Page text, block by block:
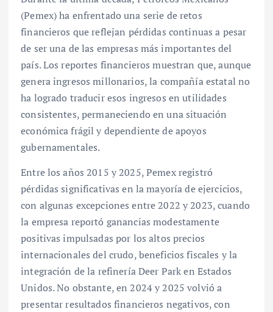
(Pemex) ha enfrentado una serie de retos
financieros que reflejan pérdidas continuas a pesar
de ser una de las empresas más importantes del
país. Los reportes financieros muestran que, aunque
genera ingresos millonarios, la compañía estatal no
ha logrado traducir esos ingresos en utilidades
consistentes, permaneciendo en una situación
económica frágil y dependiente de apoyos
gubernamentales.
Entre los años 2015 y 2025, Pemex registró
pérdidas significativas en la mayoría de ejercicios,
con algunas excepciones entre 2022 y 2023, cuando
la empresa reportó ganancias modestamente
positivas impulsadas por los altos precios
internacionales del crudo, beneficios fiscales y la
integración de la refinería Deer Park en Estados
Unidos. No obstante, en 2024 y 2025 volvió a
presentar resultados financieros negativos, con